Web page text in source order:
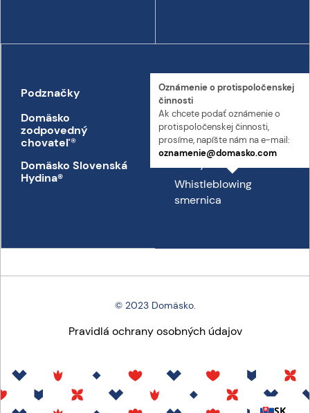
Podznačky
Domäsko
zodpovedný
chovateľ®
Domäsko Slovenská
Hydina®
Kontakt
Kontakt
Prepravný poriadok
Oznámenie o proti­spoločenskej
činnosti
Ak chcete podať oznámenie o
proti­spoločenskej činnosti,
prosíme, napíšte nám na e-mail:
oznamenie@domasko.com
Whistleblowing
smernica
© 2023 Domäsko.
Pravidlá ochrany osobných údajov
SK